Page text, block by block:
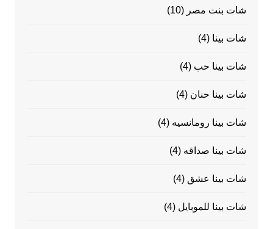
شات بنت مصر (10)
شات بينا (4)
شات بينا حب (4)
شات بينا حنان (4)
شات بينا رومانسيه (4)
شات بينا صداقه (4)
شات بينا عشق (4)
شات بينا للموبايل (4)